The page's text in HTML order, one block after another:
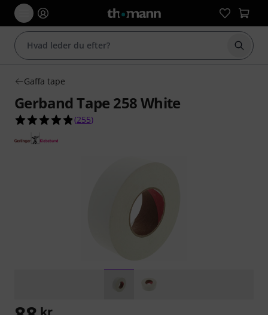
Start
Gaffa tape
Gerband Tape 258 White
4.8 ud af 5 stjerner fra 255 kundebedømmelser
(255)
kr